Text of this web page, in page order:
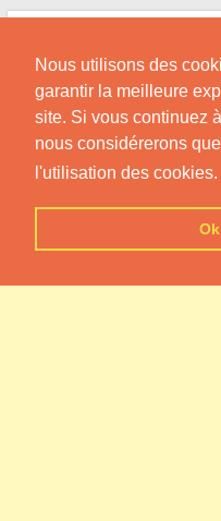
Nous utilisons des
garantir la meilleure
site. Si vous continuez
nous considérerons
l'utilisation des cookies.
Ok
Skip
content
Informations sur les
Le Sourd